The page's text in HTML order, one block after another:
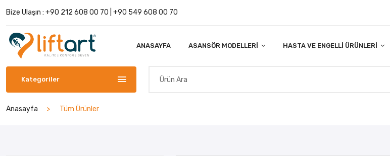
Bize Ulaşın : +90 212 608 00 70 +90 549 608 00 70
ANASAYFA ASANSÖR MODELLERI HASTA VE ENGELLI ÜRÜNLERI
Kategoriler
Anasayfa Tüm Ürünler